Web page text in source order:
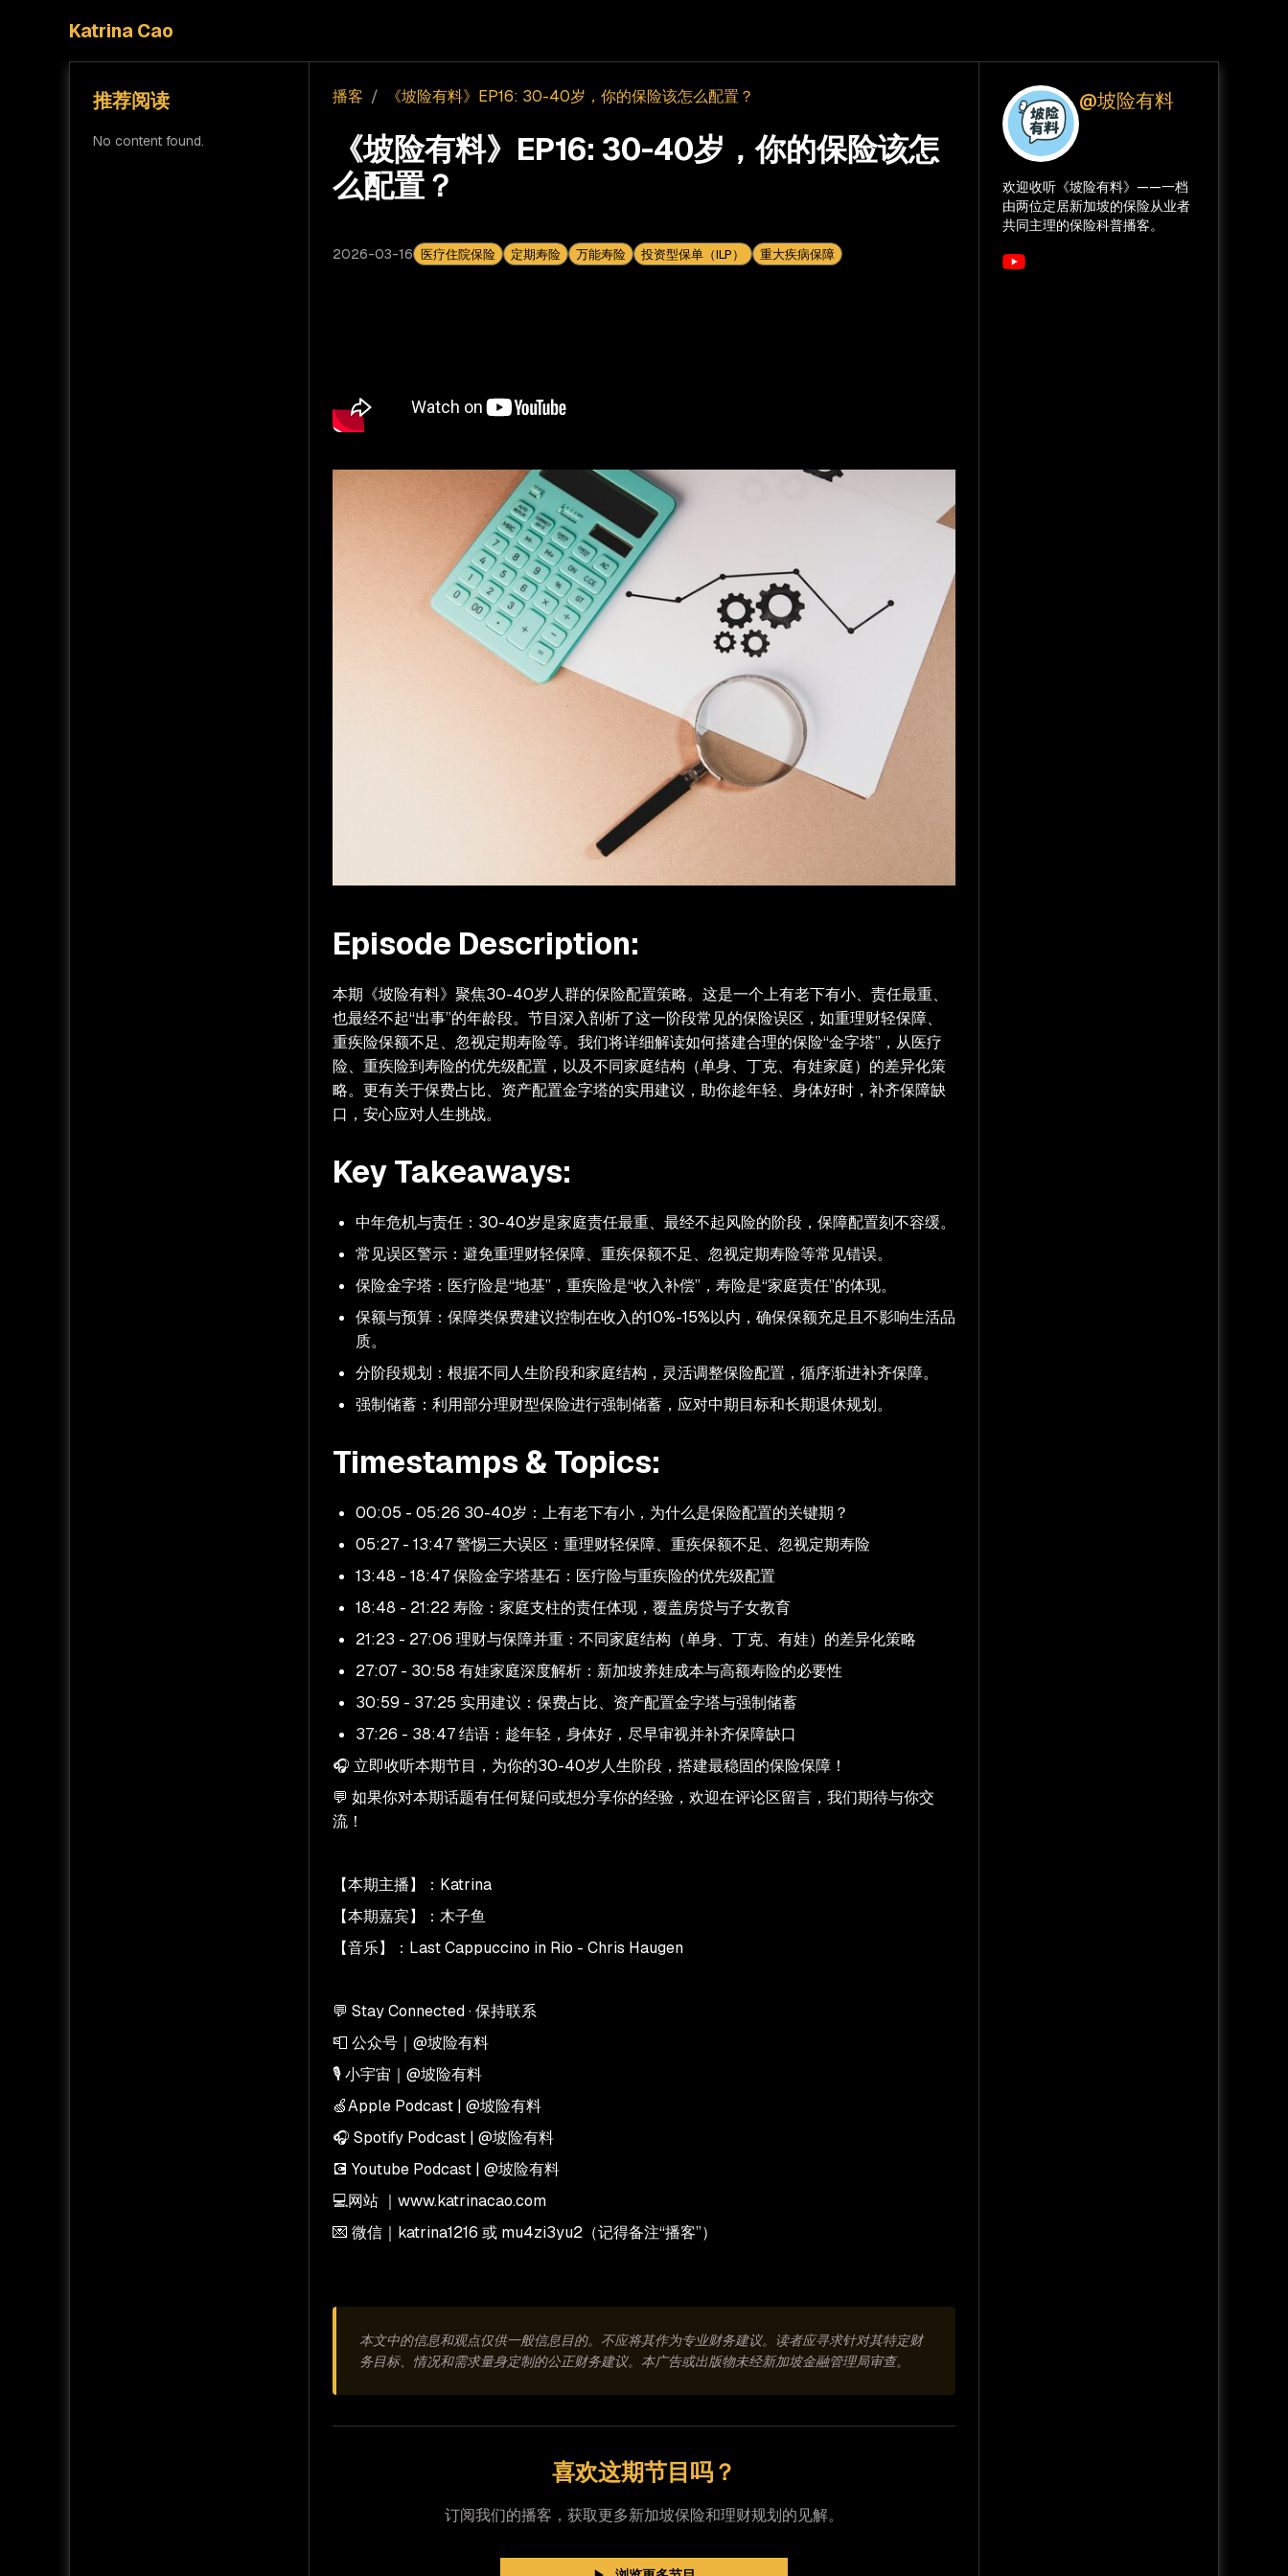
Katrina Cao
推荐阅读
No content found.
播客 / 《坡险有料》EP16: 30-40岁，你的保险该怎么配置？
《坡险有料》EP16: 30-40岁，你的保险该怎
么配置？
2026-03-16 医疗住院保险 定期寿险 万能寿险 投资型保单（ILP） 重大疾病保障
Episode Description:
本期《坡险有料》聚焦30-40岁人群的保险配置策略。这是一个上有老下有小、责任最重、
也最经不起“出事”的年龄段。节目深入剖析了这一阶段常见的保险误区，如重理财轻保障、
重疾险保额不足、忽视定期寿险等。我们将详细解读如何搭建合理的保险“金字塔”，从医疗
险、重疾险到寿险的优先级配置，以及不同家庭结构（单身、丁克、有娃家庭）的差异化策
略。更有关于保费占比、资产配置金字塔的实用建议，助你趁年轻、身体好时，补齐保障缺
口，安心应对人生挑战。
Key Takeaways:
中年危机与责任：30-40岁是家庭责任最重、最经不起风险的阶段，保障配置刻不容缓。
常见误区警示：避免重理财轻保障、重疾保额不足、忽视定期寿险等常见错误。
保险金字塔：医疗险是“地基”，重疾险是“收入补偿”，寿险是“家庭责任”的体现。
保额与预算：保障类保费建议控制在收入的10%-15%以内，确保保额充足且不影响生活品
质。
分阶段规划：根据不同人生阶段和家庭结构，灵活调整保险配置，循序渐进补齐保障。
强制储蓄：利用部分理财型保险进行强制储蓄，应对中期目标和长期退休规划。
Timestamps & Topics:
00:05 - 05:26 30-40岁：上有老下有小，为什么是保险配置的关键期？
05:27 - 13:47 警惕三大误区：重理财轻保障、重疾保额不足、忽视定期寿险
13:48 - 18:47 保险金字塔基石：医疗险与重疾险的优先级配置
18:48 - 21:22 寿险：家庭支柱的责任体现，覆盖房贷与子女教育
21:23 - 27:06 理财与保障并重：不同家庭结构（单身、丁克、有娃）的差异化策略
27:07 - 30:58 有娃家庭深度解析：新加坡养娃成本与高额寿险的必要性
30:59 - 37:25 实用建议：保费占比、资产配置金字塔与强制储蓄
37:26 - 38:47 结语：趁年轻，身体好，尽早审视并补齐保障缺口
🎧 立即收听本期节目，为你的30-40岁人生阶段，搭建最稳固的保险保障！
💬 如果你对本期话题有任何疑问或想分享你的经验，欢迎在评论区留言，我们期待与你交
流！
【本期主播】：Katrina
【本期嘉宾】：木子鱼
【音乐】：Last Cappuccino in Rio - Chris Haugen
💬 Stay Connected · 保持联系
📮 公众号｜@坡险有料
🎙️ 小宇宙｜@坡险有料
🍏Apple Podcast | @坡险有料
🎧 Spotify Podcast | @坡险有料
💽 Youtube Podcast | @坡险有料
💻网站 ｜www.katrinacao.com
💌 微信｜katrina1216 或 mu4zi3yu2（记得备注“播客”）
本文中的信息和观点仅供一般信息目的。不应将其作为专业财务建议。读者应寻求针对其特定财
务目标、情况和需求量身定制的公正财务建议。本广告或出版物未经新加坡金融管理局审查。
喜欢这期节目吗？
订阅我们的播客，获取更多新加坡保险和理财规划的见解。
@坡险有料
欢迎收听《坡险有料》——一档
由两位定居新加坡的保险从业者
共同主理的保险科普播客。